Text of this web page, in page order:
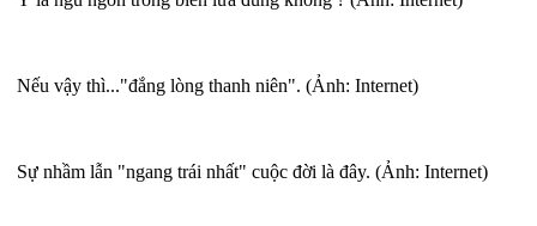
Nếu vậy thì..."đắng lòng thanh niên". (Ảnh: Internet)
Sự nhầm lẫn "ngang trái nhất" cuộc đời là đây. (Ảnh: Internet)